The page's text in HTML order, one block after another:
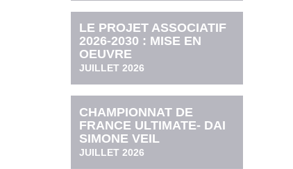
LE PROJET ASSOCIATIF
2026-2030 : MISE EN
OEUVRE
JUILLET 2026
CHAMPIONNAT DE
FRANCE ULTIMATE- DAI
SIMONE VEIL
JUILLET 2026